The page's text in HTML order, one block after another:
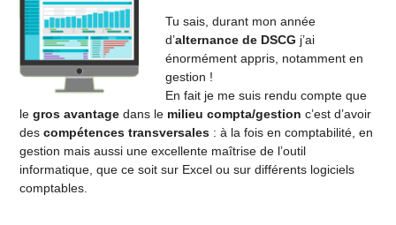
Tu sais, durant mon année
d’alternance de DSCG j’ai
énormément appris, notamment en
gestion !
En fait je me suis rendu compte que
legros avantage dans le milieu compta/gestion c’est d’avoir
descompétences transversales : à la fois en comptabilité, en
gestion mais aussi une excellente maîtrise de l’outil
informatique, que ce soit sur Excel ou sur différents logiciels
comptables.